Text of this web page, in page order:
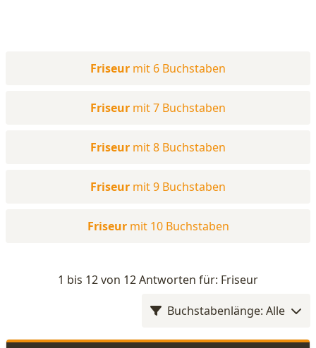
Friseur mit 6 Buchstaben
Friseur mit 7 Buchstaben
Friseur mit 8 Buchstaben
Friseur mit 9 Buchstaben
Friseur mit 10 Buchstaben
1 bis 12 von 12 Antworten für: Friseur
Buchstabenlänge: Alle